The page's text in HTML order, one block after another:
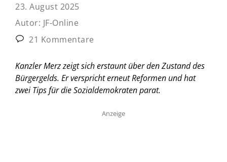
23. August 2025
Autor: JF-Online
21 Kommentare
Kanzler Merz zeigt sich erstaunt über den Zustand des
Bürgergelds. Er verspricht erneut Reformen und hat
zwei Tips für die Sozialdemokraten parat.
Anzeige